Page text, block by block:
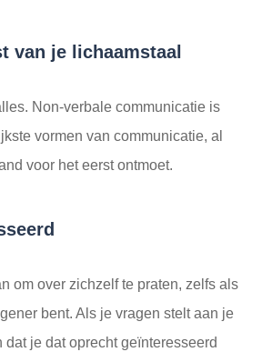
van je lichaamstaal
Non-verbale communicatie is
vormen van communicatie, al
voor het eerst ontmoet.
om over zichzelf te praten, zelfs als
bent. Als je vragen stelt aan je
je dat oprecht geïnteresseerd